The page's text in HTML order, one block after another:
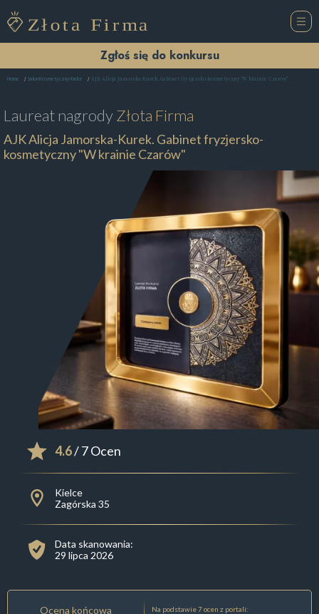
Zgłoś się do konkursu
Home Salon Kosmetyczny Kielce AJK Alicja Jamorska-Kurek. Gabinet fryzjersko-kosmetyczny "W krainie Czarów"
Laureat nagrodyZłota Firma
AJK Alicja Jamorska-Kurek. Gabinet fryzjersko-
kosmetyczny "W krainie Czarów"
4.6/ 7 Ocen
Kielce
Zagórska 35
Data skanowania:
29 lipca 2026
Ocena końcowa Na podstawie 7 ocen z portali: